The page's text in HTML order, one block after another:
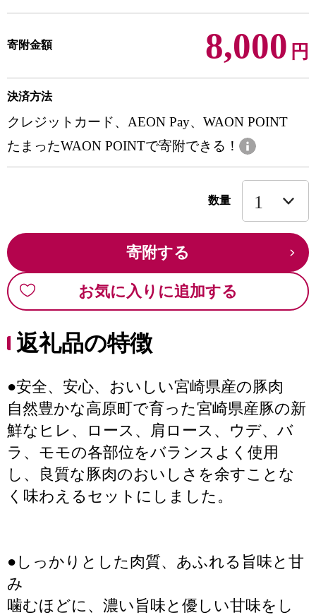
寄附金額 8,000 円
決済方法
クレジットカード、AEON Pay、WAON POINT
たまったWAON POINTで寄附できる！
数量
寄附する
お気に入りに追加する
返礼品の特徴
●安全、安心、おいしい宮崎県産の豚肉
自然豊かな高原町で育った宮崎県産豚の新
鮮なヒレ、ロース、肩ロース、ウデ、バ
ラ、モモの各部位をバランスよく使用
し、良質な豚肉のおいしさを余すことな
く味わえるセットにしました。
●しっかりとした肉質、あふれる旨味と甘
み
噛むほどに、濃い旨味と優しい甘味をし